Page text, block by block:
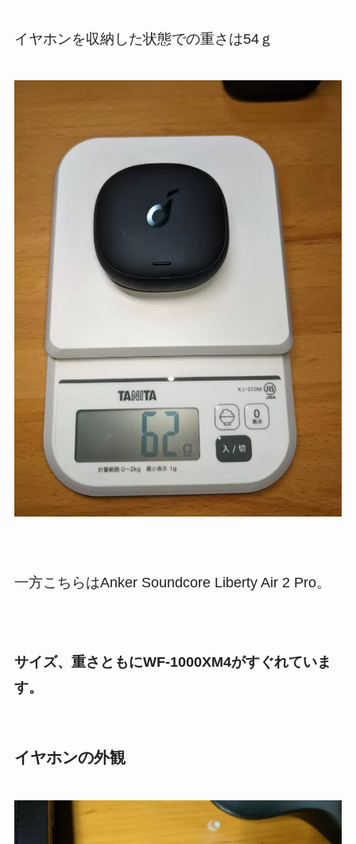
イヤホンを収納した状態での重さは54ｇ
一方こちらはAnker Soundcore Liberty Air 2 Pro。
サイズ、重さともにWF-1000XM4がすぐれていま
す。
イヤホンの外観